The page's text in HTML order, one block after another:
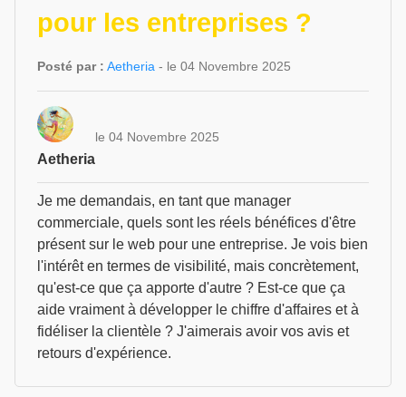
pour les entreprises ?
Posté par : Aetheria - le 04 Novembre 2025
Aetheria
le 04 Novembre 2025
Je me demandais, en tant que manager
commerciale, quels sont les réels bénéfices d'être
présent sur le web pour une entreprise. Je vois bien
l'intérêt en termes de visibilité, mais concrètement,
qu'est-ce que ça apporte d'autre ? Est-ce que ça
aide vraiment à développer le chiffre d'affaires et à
fidéliser la clientèle ? J'aimerais avoir vos avis et
retours d'expérience.